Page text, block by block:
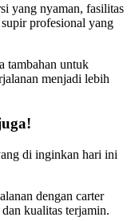
yang nyaman, fasilitas
profesional yang
tambahan untuk
menjadi lebih
di inginkan hari ini
dengan carter
kualitas terjamin.